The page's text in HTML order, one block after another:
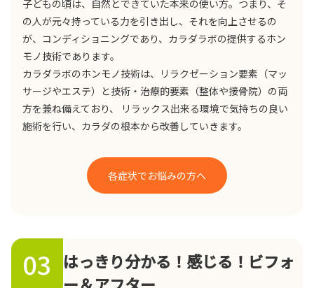
子どもの頃は、自然とできていた本来の使い方。つまり、そ
の人が元々持っている力を引き出し、それを向上させるの
が、コンディショニングであり、カラダラボの提供するホン
モノ技術であります。
カラダラボのホンモノ技術は、リラクゼーション要素（マッ
サージやエステ）と技術・治療的要素（整体や接骨院）の両
方を兼ね備えており、 リラックス出来る環境で気持ちの良い
施術を行い、カラダの根本から改善していきます。
各症状でお悩みの方へ
03
はっきり分かる！感じる！ビフォ